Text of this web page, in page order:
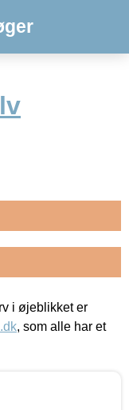
i øjeblikket er
, som alle har et